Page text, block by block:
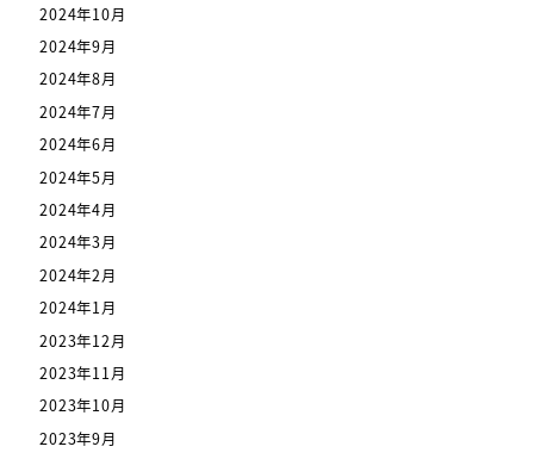
2024年10月
2024年9月
2024年8月
2024年7月
2024年6月
2024年5月
2024年4月
2024年3月
2024年2月
2024年1月
2023年12月
2023年11月
2023年10月
2023年9月